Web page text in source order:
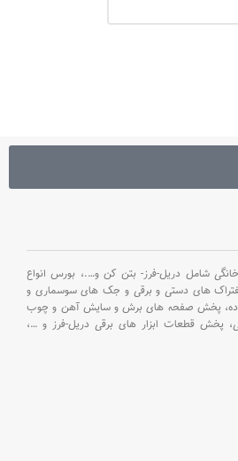
شامل دریل-فرز- بتن کن و….، بورس انواع
های دستی و برقی و جک های سوسماری و
پخش صفحه های برش و سایش آهن و چوب
پخش قطعات ابزار های برقی دریل-فرز و …،